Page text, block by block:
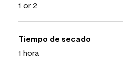
1 or 2
Tiempo de secado
1 hora